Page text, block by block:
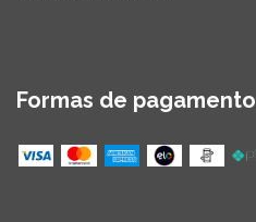
Formas de pagamento